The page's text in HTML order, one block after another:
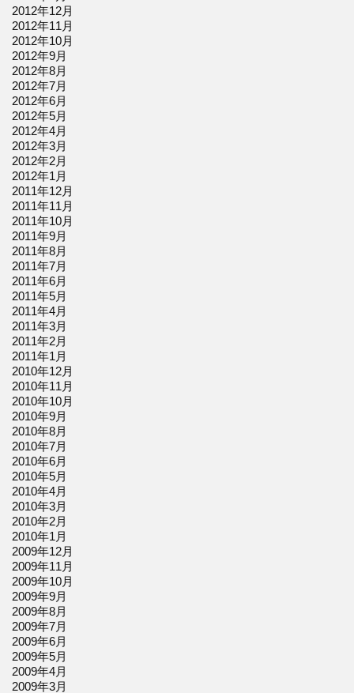
2012年12月
2012年11月
2012年10月
2012年9月
2012年8月
2012年7月
2012年6月
2012年5月
2012年4月
2012年3月
2012年2月
2012年1月
2011年12月
2011年11月
2011年10月
2011年9月
2011年8月
2011年7月
2011年6月
2011年5月
2011年4月
2011年3月
2011年2月
2011年1月
2010年12月
2010年11月
2010年10月
2010年9月
2010年8月
2010年7月
2010年6月
2010年5月
2010年4月
2010年3月
2010年2月
2010年1月
2009年12月
2009年11月
2009年10月
2009年9月
2009年8月
2009年7月
2009年6月
2009年5月
2009年4月
2009年3月